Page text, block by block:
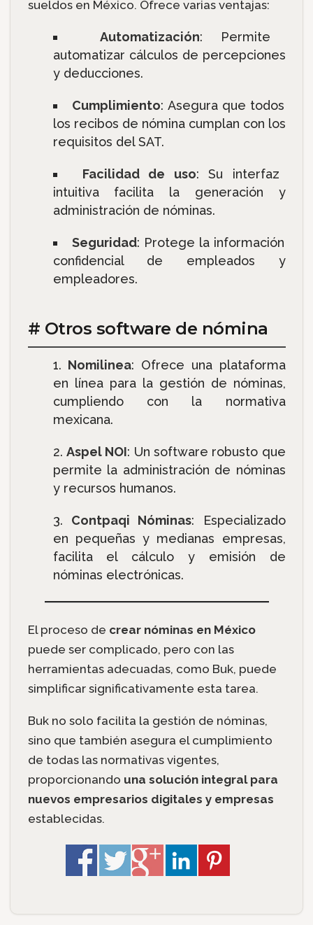
sueldos en México. Ofrece varias ventajas:
Automatización: Permite
automatizar cálculos de percepciones
y deducciones.
Cumplimiento: Asegura que todos
los recibos de nómina cumplan con los
requisitos del SAT.
Facilidad de uso: Su interfaz
intuitiva facilita la generación y
administración de nóminas.
Seguridad: Protege la información
confidencial de empleados y
empleadores.
# Otros software de nómina
Nomilinea: Ofrece una plataforma
en línea para la gestión de nóminas,
cumpliendo con la normativa
mexicana.
Aspel NOI: Un software robusto que
permite la administración de nóminas
y recursos humanos.
Contpaqi Nóminas: Especializado
en pequeñas y medianas empresas,
facilita el cálculo y emisión de
nóminas electrónicas.
El proceso de crear nóminas en México
puede ser complicado, pero con las
herramientas adecuadas, como Buk, puede
simplificar significativamente esta tarea.
Buk no solo facilita la gestión de nóminas,
sino que también asegura el cumplimiento
de todas las normativas vigentes,
proporcionando una solución integral para
nuevos empresarios digitales y empresas
establecidas.